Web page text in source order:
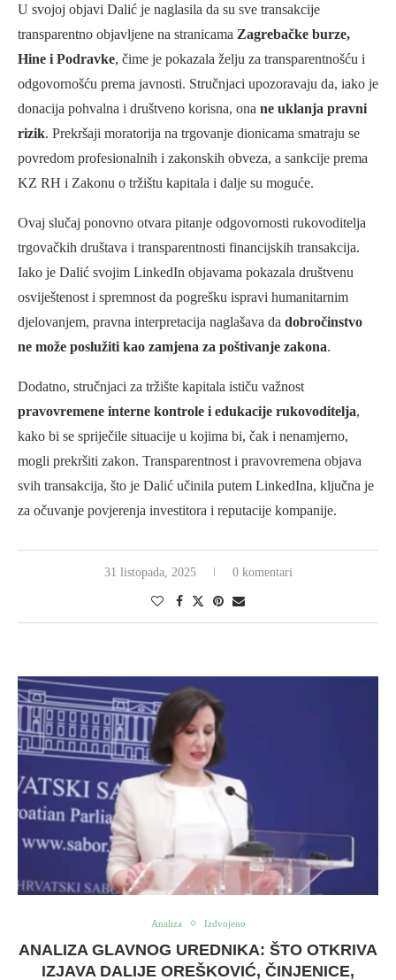
U svojoj objavi Dalić je naglasila da su sve transakcije
transparentno objavljene na stranicama Zagrebačke burze,
Hine i Podravke, čime je pokazala želju za transparentnošću i
odgovornošću prema javnosti. Stručnjaci upozoravaju da, iako je
donacija pohvalna i društveno korisna, ona ne uklanja pravni
rizik. Prekršaji moratorija na trgovanje dionicama smatraju se
povredom profesionalnih i zakonskih obveza, a sankcije prema
KZ RH i Zakonu o tržištu kapitala i dalje su moguće.
Ovaj slučaj ponovno otvara pitanje odgovornosti rukovoditelja
trgovačkih društava i transparentnosti financijskih transakcija.
Iako je Dalić svojim LinkedIn objavama pokazala društvenu
osviještenost i spremnost da pogrešku ispravi humanitarnim
djelovanjem, pravna interpretacija naglašava da dobročinstvo
ne može poslužiti kao zamjena za poštivanje zakona.
Dodatno, stručnjaci za tržište kapitala ističu važnost
pravovremene interne kontrole i edukacije rukovoditelja,
kako bi se spriječile situacije u kojima bi, čak i nenamjerno,
mogli prekršiti zakon. Transparentnost i pravovremena objava
svih transakcija, što je Dalić učinila putem LinkedIna, ključna je
za očuvanje povjerenja investitora i reputacije kompanije.
31 listopada, 2025 0 komentari
Analiza Izdvojeno
ANALIZA GLAVNOG UREDNIKA: ŠTO OTKRIVA
IZJAVA DALIJE OREŠKOVIĆ, ČINJENICE,